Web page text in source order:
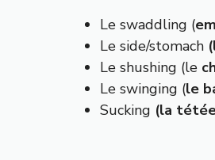
Le swaddling (
Le side/stomach
Le shushing (le
Le swinging (le
Sucking (la